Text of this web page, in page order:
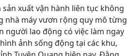
xuất vận hành liên tục không
nhà máy vươn rộng quy mô từng
người lao động có việc làm ngay
ảnh sống động tại các khu,